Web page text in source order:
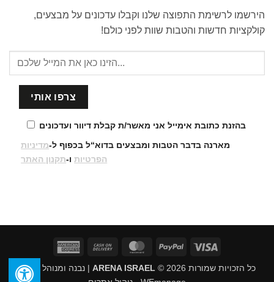
הירשמו לרשימת התפוצה שלנו וקבלו עדכונים על מבצעים,
קולקציות חדשות והטבות שוות לפני כולם!
בהזנת כתובת אימייל אני מאשר/ת קבלת דיוור ועדכונים
מארנה בדבר הטבות ומבצעים בדוא“ל בכפוף ל-מדיניות
הפרטיותו-תקנון האתר
Visa
PayPal
MasterCard
Cash
Delivery
Express
כל הזכויות שמורות 2026 ©
ARENA ISRAEL | נבנה ומנוהל על ידי